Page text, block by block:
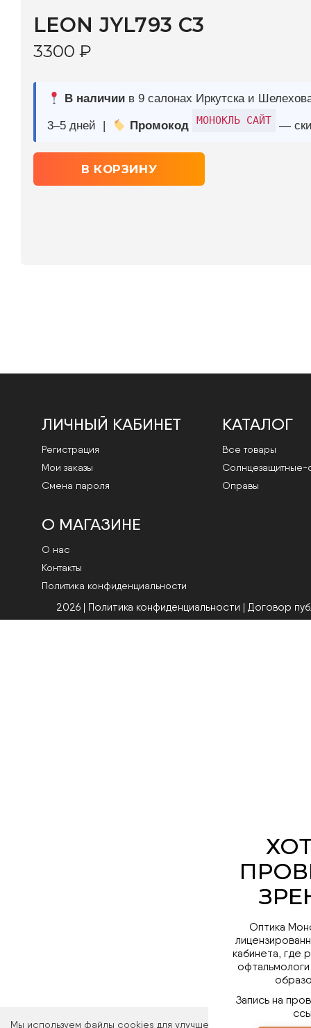
Мы используем файлы cookies для улучшения работы сайта.
3–5 дней | Промокод
В КОРЗИНУ
ЛИЧНЫЙ КАБИНЕТ
Регистрация
Мои заказы
Смена пароля
КАТАЛОГ
Все товары
Cолнцезащитные-
Оправы
О МАГАЗИНЕ
О нас
Контакты
Политика конфиденциальности
2026 | Политика конфиденциальности | Договор
Оптика
кабинета, где
Запись на